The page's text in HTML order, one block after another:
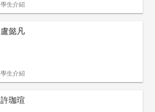
學生介紹
盧懿凡
學生介紹
許珈瑄